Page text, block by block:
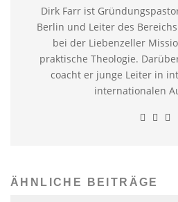
Dirk Farr ist
Berlin und Leiter des
bei der Liebenzeller
praktische Theologie.
coacht er junge Leiter in
internationalen
ÄHNLICHE BEITRÄGE